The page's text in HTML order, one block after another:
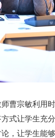
宗敏利用
式让学生充
，让学生能